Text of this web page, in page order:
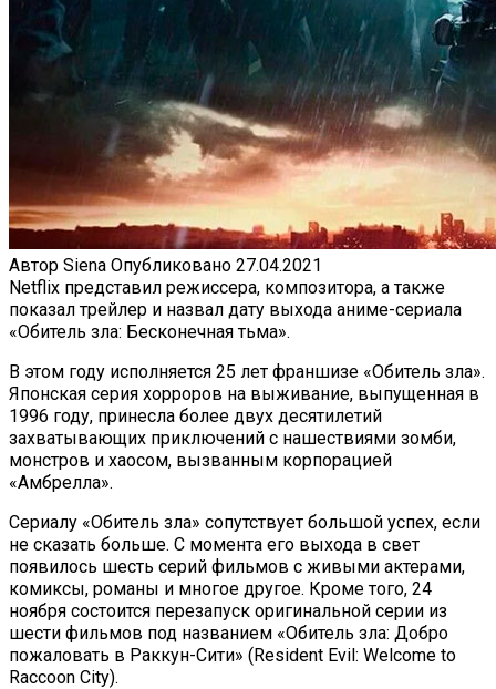
Автор Siena Опубликовано 27.04.2021
Netflix представил режиссера, композитора, а также
показал трейлер и назвал дату выхода аниме-сериала
«Обитель зла: Бесконечная тьма».
В этом году исполняется 25 лет франшизе «Обитель зла».
Японская серия хорроров на выживание, выпущенная в
1996 году, принесла более двух десятилетий
захватывающих приключений с нашествиями зомби,
монстров и хаосом, вызванным корпорацией
«Амбрелла».
Сериалу «Обитель зла» сопутствует большой успех, если
не сказать больше. С момента его выхода в свет
появилось шесть серий фильмов с живыми актерами,
комиксы, романы и многое другое. Кроме того, 24
ноября состоится перезапуск оригинальной серии из
шести фильмов под названием «Обитель зла: Добро
пожаловать в Раккун-Сити» (Resident Evil: Welcome to
Raccoon City).